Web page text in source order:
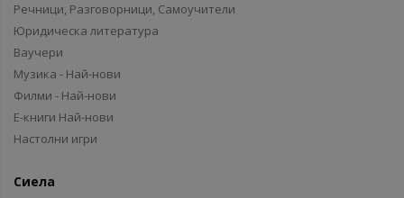
Речници, Разговорници, Самоучители
Юридическа литература
Ваучери
Музика - Най-нови
Филми - Най-нови
Е-книги Най-нови
Настолни игри
Сиела